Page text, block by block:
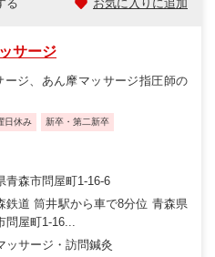
る お気に入りに追加
サージ
ージ、あん摩マッサージ指圧師の
日休み 新卒・第二新卒
青森市問屋町1-16-6
鉄道 筒井駅から車で8分位 青森県
問屋町1-16...
ッサージ・訪問鍼灸